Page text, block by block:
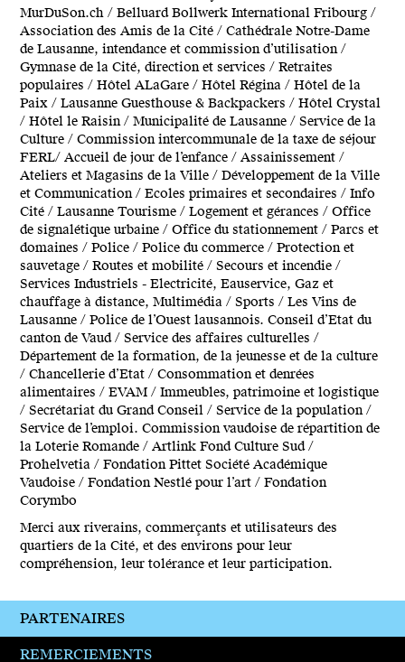
MurDuSon.ch / Belluard Bollwerk International Fribourg /
Association des Amis de la Cité / Cathédrale Notre-Dame
de Lausanne, intendance et commission d’utilisation /
Gymnase de la Cité, direction et services / Retraites
populaires / Hôtel ALaGare / Hôtel Régina / Hôtel de la
Paix / Lausanne Guesthouse & Backpackers / Hôtel Crystal
/ Hôtel le Raisin / Municipalité de Lausanne / Service de la
Culture / Commission intercommunale de la taxe de séjour
FERL/ Accueil de jour de l’enfance / Assainissement /
Ateliers et Magasins de la Ville / Développement de la Ville
et Communication / Ecoles primaires et secondaires / Info
Cité / Lausanne Tourisme / Logement et gérances / Office
de signalétique urbaine / Office du stationnement / Parcs et
domaines / Police / Police du commerce / Protection et
sauvetage / Routes et mobilité / Secours et incendie /
Services Industriels - Electricité, Eauservice, Gaz et
chauffage à distance, Multimédia / Sports / Les Vins de
Lausanne / Police de l’Ouest lausannois. Conseil d’Etat du
canton de Vaud / Service des affaires culturelles /
Département de la formation, de la jeunesse et de la culture
/ Chancellerie d’Etat / Consommation et denrées
alimentaires / EVAM / Immeubles, patrimoine et logistique
/ Secrétariat du Grand Conseil / Service de la population /
Service de l’emploi. Commission vaudoise de répartition de
la Loterie Romande / Artlink Fond Culture Sud /
Prohelvetia / Fondation Pittet Société Académique
Vaudoise / Fondation Nestlé pour l’art / Fondation
Corymbo
Merci aux riverains, commerçants et utilisateurs des
quartiers de la Cité, et des environs pour leur
compréhension, leur tolérance et leur participation.
PARTENAIRES
REMERCIEMENTS